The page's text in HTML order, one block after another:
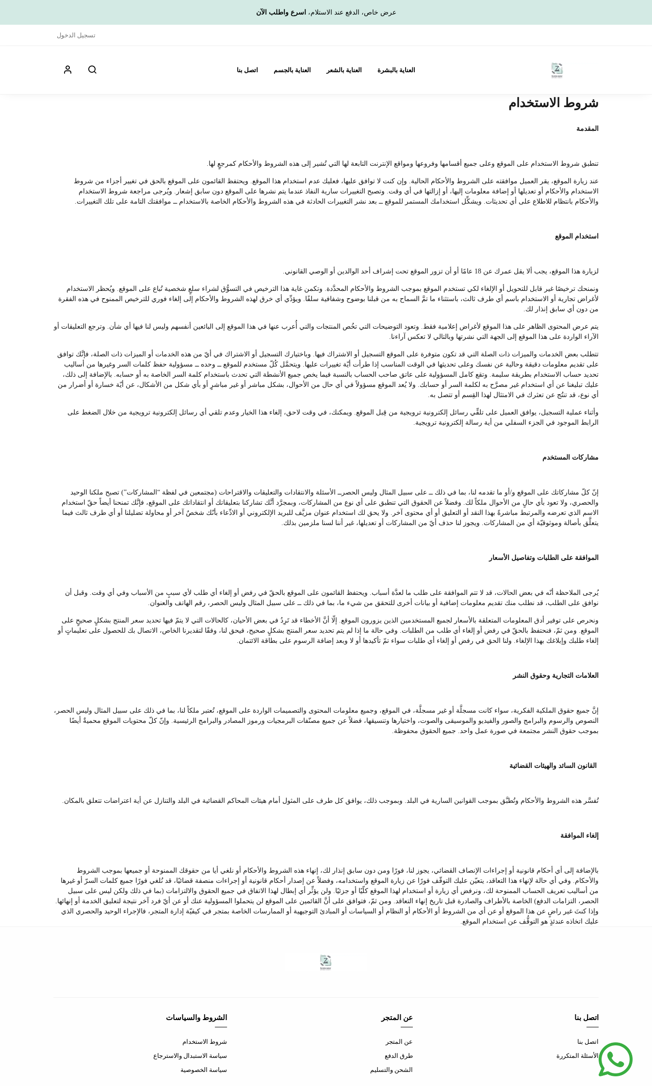
عرض خاص، الدفع عند الاستلام، اسرع واطلب الآن
تسجيل الدخول
العناية بالبشرة العناية بالشعر العناية بالجسم اتصل بنا
شروط الاستخدام
المقدمة
تنطبق شروط الاستخدام على الموقع وعلى جميع أقسامها وفروعها ومواقع الإنترنت التابعة لها التي تُشير إلى هذه الشروط والأحكام كمرجعٍ لها.
عند زيارة الموقع، يقر العميل موافقته على الشروط والأحكام الحالية. وإن كنت لا توافق عليها، فعليك عدم استخدام هذا الموقع. ويحتفظ القائمون على الموقع بالحق في تغيير أجزاء من شروط
الاستخدام والأحكام أو تعديلها أو إضافة معلومات إليها، أو إزالتها في أي وقت. وتصبح التغييرات سارية النفاذ عندما يتم نشرها على الموقع دون سابق إشعار. ويُرجى مراجعة شروط الاستخدام
والأحكام بانتظام للاطلاع على أي تحديثات. ويشكِّل استخدامك المستمر للموقع ــ بعد نشر التغييرات الحادثة في هذه الشروط والأحكام الخاصة بالاستخدام ــ موافقتك التامة على تلك التغييرات.
استخدام الموقع
لزيارة هذا الموقع، يجب ألا يقل عمرك عن 18 عامًا أو أن تزور الموقع تحت إشراف أحد الوالدين أو الوصي القانوني.
ونمنحك ترخيصًا غير قابل للتحويل أو الإلغاء لكي تستخدم الموقع بموجب الشروط والأحكام المحدَّدة. وتكمن غاية هذا الترخيص في التسوُّق لشراء سلعٍ شخصية تُباع على الموقع. ويُحظر الاستخدام
لأغراض تجارية أو الاستخدام باسم أي طرف ثالث، باستثناء ما تمَّ السماح به من قبلنا بوضوح وشفافية سلفًا. ويؤدِّي أي خرق لهذه الشروط والأحكام إلى إلغاء فوري للترخيص الممنوح في هذه الفقرة
من دون أي سابق إنذار لك.
يتم عرض المحتوى الظاهر على هذا الموقع لأغراض إعلامية فقط. وتعود التوضيحات التي تخُص المنتجات والتي أُعرب عنها في هذا الموقع إلى البائعين أنفسهم وليس لنا فيها أي شأن. وترجع التعليقات أو
الآراء الواردة على هذا الموقع إلى الجهة التي نشرتها وبالتالي لا تعكس آراءنا.
تتطلب بعض الخدمات والميزات ذات الصلة التي قد تكون متوفرة على الموقع التسجيل أو الاشتراك فيها. وباختيارك التسجيل أو الاشتراك في أيّ من هذه الخدمات أو الميزات ذات الصلة، فإنَّك توافق
على تقديم معلومات دقيقة وحالية عن نفسك وعلى تحديثها في الوقت المناسب إذا طرأت أيّة تغييرات عليها. ويتحمَّل كُلّ مستخدم للموقع ــ وحده ــ مسؤولية حفظ كلمات السر وغيرها من أساليب
تحديد حساب الاستخدام بطريقة سليمة. وتقع كامل المسؤولية على عاتق صاحب الحساب بالنسبة فيما يخص جميع الأنشطة التي تحدث باستخدام كلمة السر الخاصة به أو حسابه. بالإضافة إلى ذلك،
عليك تبليغنا عن أي استخدام غير مصرَّح به لكلمة السر أو حسابك. ولا يُعد الموقع مسؤولاً في أي حال من الأحوال، بشكل مباشر أو غير مباشرٍ أو بأي شكل من الأشكال، عن أيّة خسارة أو أضرار من
أي نوع، قد تنتُج عن تعثرك في الامتثال لهذا القِسم أو تتصل به.
وأثناء عملية التسجيل، يوافق العميل على تلقِّي رسائل إلكترونية ترويجية من قِبل الموقع. ويمكنك، في وقت لاحق، إلغاء هذا الخيار وعدم تلقي أي رسائل إلكترونية ترويجية من خلال الضغط على
الرابط الموجود في الجزء السفلي من أية رسالة إلكترونية ترويجية.
مشاركات المستخدم
إنّ كلّ مشاركاتك على الموقع و/أو ما تقدمه لنا، بما في ذلك ــ على سبيل المثال وليس الحصرــ الأسئلة والانتقادات والتعليقات والاقتراحات (مجتمعين في لفظة “المشاركات”) تصبح ملكنا الوحيد
والحصري، ولا تعود بأي حالٍ من الأحوال ملكاً لك. وفضلاً عن الحقوق التي تنطبق على أي نوع من المشاركات، وبمجرَّد أنَّك تشاركنا بتعليقاتك أو انتقاداتك على الموقع، فإنَّك تمنحنا أيضاً حقّ استخدام
الاسم الذي تعرضه والمرتبط مباشرةً بهذا النقد أو التعليق أو أي محتوى آخر. ولا يحق لك استخدام عنوان مزيَّف للبريد الإلكتروني أو الادِّعاء بأنّك شخصٌ آخر أو محاولة تضليلنا أو أي طرف ثالث فيما
يتعلَّق بأصالة وموثوقيّة أي من المشاركات. ويجوز لنا حذف أيّ من المشاركات أو تعديلها، غير أننا لسنا ملزمين بذلك.
الموافقة على الطلبات وتفاصيل الأسعار
يُرجى الملاحظة أنّه في بعض الحالات، قد لا تتم الموافقة على طلب ما لعدَّة أسباب. ويحتفظ القائمون على الموقع بالحقّ في رفض أو إلغاء أي طلب لأي سببٍ من الأسباب وفي أي وقت. وقبل أن
نوافق على الطلب، قد نطلب منك تقديم معلومات إضافية أو بيانات أخرى للتحقق من شيء ما، بما في ذلك ــ على سبيل المثال وليس الحصر، رقم الهاتف والعنوان.
ونحرص على توفير أدق المعلومات المتعلقة بالأسعار لجميع المستخدمين الذين يزورون الموقع. إلّا أنَّ الأخطاء قد تَرِدُ في بعض الأحيان، كالحالات التي لا يتمّ فيها تحديد سعر المنتج بشكلٍ صحيحٍ على
الموقع. ومن ثمّ، فنحتفظ بالحقّ في رفض أو إلغاء أي طلب من الطلبات. وفي حالة ما إذا لم يتم تحديد سعر المنتج بشكلٍ صحيح، فيحق لنا، وفقًا لتقديرنا الخاص، الاتصال بك للحصول على تعليماتٍ أو
إلغاء طلبك وإبلاغك بهذا الإلغاء. ولنا الحق في رفض أو إلغاء أي طلبات سواء تمّ تأكيدها أو لا وبعد إضافة الرسوم على بطاقة الائتمان.
العلامات التجارية وحقوق النشر
إنَّ جميع حقوق الملكية الفكرية، سواء كانت مسجلَّة أو غير مسجلَّة، في الموقع، وجميع معلومات المحتوى والتصميمات الواردة على الموقع، تُعتبر ملكاً لنا، بما في ذلك على سبيل المثال وليس الحصر،
النصوص والرسوم والبرامج والصور والفيديو والموسيقى والصوت، واختيارها وتنسيقها، فضلاً عن جميع مصنّفات البرمجيات ورموز المصادر والبرامج الرئيسية. وإنّ كلّ محتويات الموقع محميةٌ أيضًا
بموجب حقوق النشر مجتمعة في صورة عمل واحد. جميع الحقوق محفوظة.
القانون السائد والهيئات القضائية
تُفسَّر هذه الشروط والأحكام وتُطبَّق بموجب القوانين السارية في البلد. وبموجب ذلك، يوافق كل طرف على المثول أمام هيئات المحاكم القضائية في البلد والتنازل عن أية اعتراضات تتعلق بالمكان.
إلغاء الموافقة
بالإضافة إلى أي أحكام قانونية أو إجراءات الإنصاف القضائي، يجوز لنا، فورًا ومن دون سابق إنذار لك، إنهاء هذه الشروط والأحكام أو نلغي أيا من حقوقك الممنوحة أو جميعها بموجب الشروط
والأحكام. وفي أي حالة لإنهاء هذا التعاقد، يتعيّن عليك التوقّف فورًا عن زيارة الموقع واستخدامه، وفضلاً عن إصدار أحكام قانونية أو إجراءات منصفة قضائيًا، قد نُلغي فورًا جميع كلمات السرّ أو غيرها
من أساليب تعريف الحساب الممنوحة لك، ونرفض أي زيارة أو استخدام لهذا الموقع كلّيًا أو جزئيًا. ولن يؤثِّر أي إبطال لهذا الاتفاق في جميع الحقوق والالتزامات (بما في ذلك ولكن ليس على سبيل
الحصر، التزامات الدفع) الخاصة بالأطراف والصادرة قبل تاريخ إنهاء التعاقد. ومن ثمّ، فتوافق على أنَّ القائمين على الموقع لن يتحملوا المسؤولية عنك أو عن أيّ فرد آخر نتيجة لتعليق الخدمة أو إنهائها.
وإذا كنتَ غير راضٍ عن هذا الموقع أو عن أي من الشروط أو الأحكام أو النظام أو السياسات أو المبادئ التوجيهية أو الممارسات الخاصة بمتجر في كيفيّة إدارة المتجر، فالإجراء الوحيد والحصري الذي
عليك اتخاذه عندئذٍ هو التوقُّف عن استخدام الموقع.
اتصل بنا
اتصل بنا
الأسئلة المتكررة
عن المتجر
عن المتجر
طرق الدفع
الشحن والتسليم
الشروط والسياسات
شروط الاستخدام
سياسة الاستبدال والاسترجاع
سياسة الخصوصية